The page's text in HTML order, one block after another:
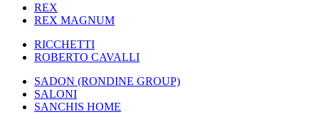
REX
REX MAGNUM
RICCHETTI
ROBERTO CAVALLI
SADON (RONDINE GROUP)
SALONI
SANCHIS HOME